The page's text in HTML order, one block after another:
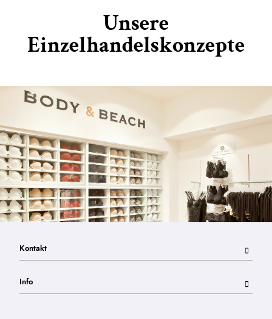
Unsere
Einzelhandelskonzepte
Kontakt
Info